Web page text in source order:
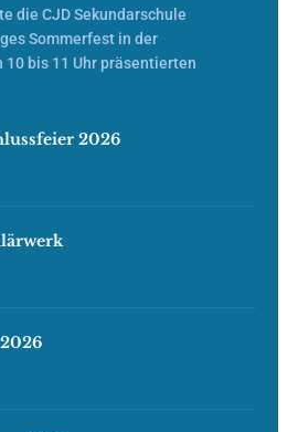
die CJD Sekundarschule
Sommerfest in der
10 bis 11 Uhr präsentierten
2026